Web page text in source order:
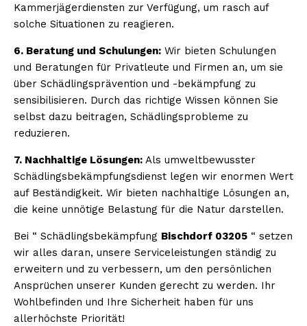
Kammerjägerdiensten zur Verfügung, um rasch auf
solche Situationen zu reagieren.
6. Beratung und Schulungen: Wir bieten Schulungen
und Beratungen für Privatleute und Firmen an, um sie
über Schädlingsprävention und -bekämpfung zu
sensibilisieren. Durch das richtige Wissen können Sie
selbst dazu beitragen, Schädlingsprobleme zu
reduzieren.
7. Nachhaltige Lösungen: Als umweltbewusster
Schädlingsbekämpfungsdienst legen wir enormen Wert
auf Beständigkeit. Wir bieten nachhaltige Lösungen an,
die keine unnötige Belastung für die Natur darstellen.
Bei “ Schädlingsbekämpfung Bischdorf 03205 “ setzen
wir alles daran, unsere Serviceleistungen ständig zu
erweitern und zu verbessern, um den persönlichen
Ansprüchen unserer Kunden gerecht zu werden. Ihr
Wohlbefinden und Ihre Sicherheit haben für uns
allerhöchste Priorität!